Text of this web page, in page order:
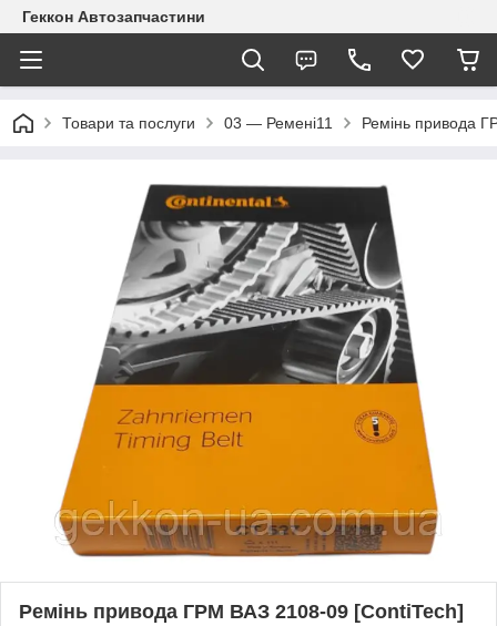
Геккон Автозапчастини
Товари та послуги 03 — Ремені11 Ремінь привода
Ремінь привода ГРМ ВАЗ 2108-09 [ContiTech]